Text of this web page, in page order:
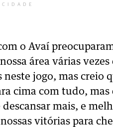
o Avaí
área várias
jogo, mas creio
cima com tudo, mas
mais, e
vitórias para